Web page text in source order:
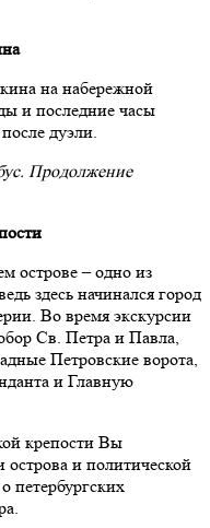
на набережной
и последние часы
дуэли.
Продолжение
острове – одно из
здесь начинался город
Во время экскурсии
Св. Петра и Павла,
Петровские ворота,
и Главную
крепости Вы
острова и политической
петербургских